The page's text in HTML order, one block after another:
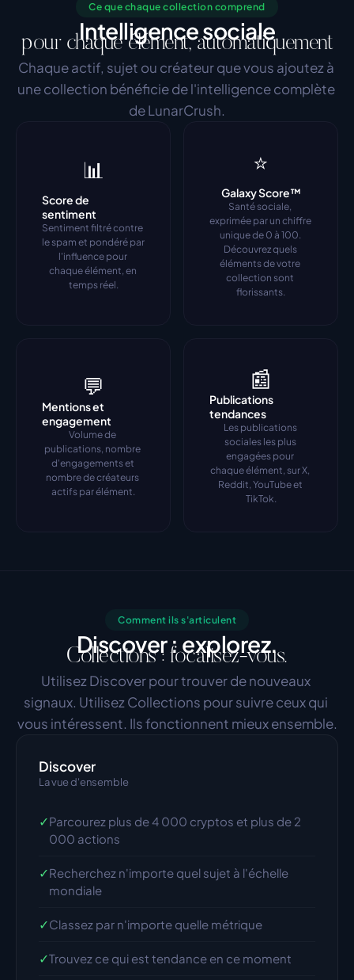
Ce que chaque collection comprend
Intelligence sociale
pour chaque élément, automatiquement
Chaque actif, sujet ou créateur que vous ajoutez à
une collection bénéficie de l'intelligence complète
de LunarCrush.
📊
Score de
sentiment
Sentiment filtré contre
le spam et pondéré par
l'influence pour
chaque élément, en
temps réel.
⭐
Galaxy Score™
Santé sociale,
exprimée par un chiffre
unique de 0 à 100.
Découvrez quels
éléments de votre
collection sont
florissants.
💬
Mentions et
engagement
Volume de
publications, nombre
d'engagements et
nombre de créateurs
actifs par élément.
📰
Publications
tendances
Les publications
sociales les plus
engagées pour
chaque élément, sur X,
Reddit, YouTube et
TikTok.
Comment ils s'articulent
Discover : explorez.
Collections : focalisez-vous.
Utilisez Discover pour trouver de nouveaux
signaux. Utilisez Collections pour suivre ceux qui
vous intéressent. Ils fonctionnent mieux ensemble.
Discover
La vue d'ensemble
✓Parcourez plus de 4 000 cryptos et plus de 2
000 actions
✓Recherchez n'importe quel sujet à l'échelle
mondiale
✓Classez par n'importe quelle métrique
✓Trouvez ce qui est tendance en ce moment